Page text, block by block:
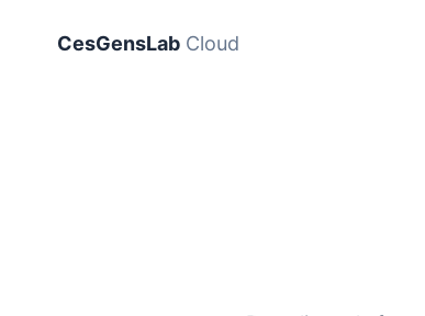
CesGensLab Cloud